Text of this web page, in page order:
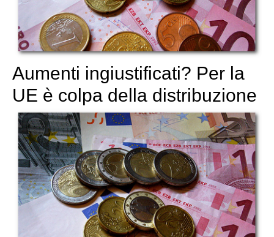
Aumenti ingiustificati? Per la
UE è colpa della distribuzione